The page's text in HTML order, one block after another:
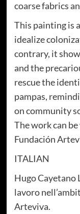
coarse fabrics
This painting is
idealize
contrary, it
and the
rescue the
pampas,
on community
The work can
Fundación
ITALIAN
Hugo Cayetano
lavoro
Arteviva.